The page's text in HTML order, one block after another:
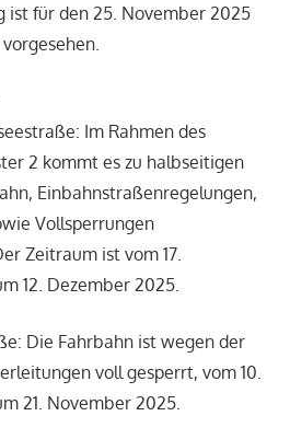
ist für den 25. November 2025
Im Rahmen des
2 kommt es zu halbseitigen
Einbahnstraßenregelungen,
Vollsperrungen
Zeitraum ist vom 17.
12. Dezember 2025.
Die Fahrbahn ist wegen der
voll gesperrt, vom 10.
21. November 2025.